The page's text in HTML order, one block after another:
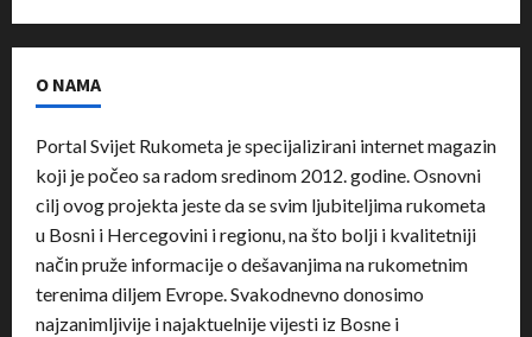
O NAMA
Portal Svijet Rukometa je specijalizirani internet magazin
koji je počeo sa radom sredinom 2012. godine. Osnovni
cilj ovog projekta jeste da se svim ljubiteljima rukometa
u Bosni i Hercegovini i regionu, na što bolji i kvalitetniji
način pruže informacije o dešavanjima na rukometnim
terenima diljem Evrope. Svakodnevno donosimo
najzanimljivije i najaktuelnije vijesti iz Bosne i